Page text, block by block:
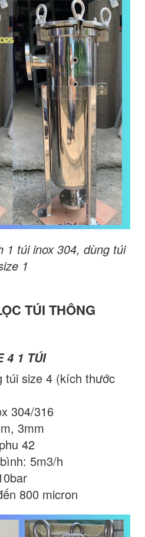
1 túi inox 304, dùng túi
1
TÚI THÔNG
4 1 TÚI
túi size 4 (kích thước
304/316
3mm
42
5m3/h
800 micron